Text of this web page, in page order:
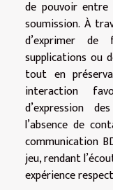
de pouvoir
soumission. À
d’exprimer de
supplications ou
tout en
interaction
d’expression
l’absence de
communication
jeu, rendant
expérience